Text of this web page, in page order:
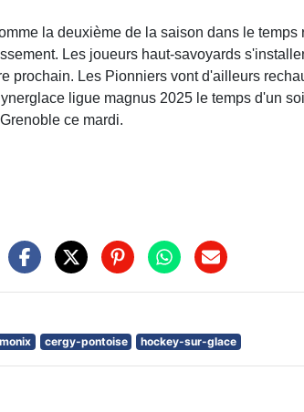
la deuxième de la saison dans le temps
Les joueurs haut-savoyards
prochain. Les Pionniers vont d'ailleurs
ligue magnus 2025 le temps d'un
ce mardi.
cergy-pontoise hockey-sur-glace